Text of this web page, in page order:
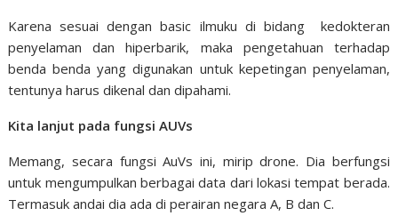
Karena sesuai dengan basic ilmuku di bidang kedokteran
penyelaman dan hiperbarik, maka pengetahuan terhadap
benda benda yang digunakan untuk kepetingan penyelaman,
tentunya harus dikenal dan dipahami.
Kita lanjut pada fungsi AUVs
Memang, secara fungsi AuVs ini, mirip drone. Dia berfungsi
untuk mengumpulkan berbagai data dari lokasi tempat berada.
Termasuk andai dia ada di perairan negara A, B dan C.